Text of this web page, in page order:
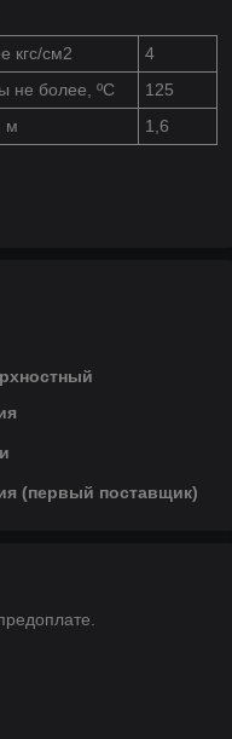
кгс/см2
4
не более, ºС
125
м
1,6
(первый поставщик)